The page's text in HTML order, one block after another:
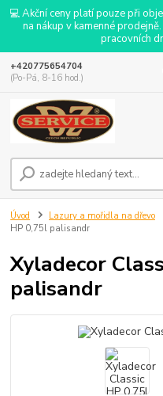
💻 Akční ceny platí pouze při
na nákup v kamenné
pracovních
+420775654704
(Po-Pá, 8-16 hod.)
Úvod Lazury a mořidla na dřevo
HP 0,75l palisandr
Xyladecor
palisandr